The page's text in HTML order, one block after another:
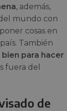
, además,
mundo con
cosas en
También
bien para hacer
fuera del
de